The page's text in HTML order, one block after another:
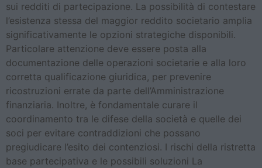
sui redditi di partecipazione. La possibilità di contestare
l’esistenza stessa del maggior reddito societario amplia
significativamente le opzioni strategiche disponibili.
Particolare attenzione deve essere posta alla
documentazione delle operazioni societarie e alla loro
corretta qualificazione giuridica, per prevenire
ricostruzioni errate da parte dell’Amministrazione
finanziaria. Inoltre, è fondamentale curare il
coordinamento tra le difese della società e quelle dei
soci per evitare contraddizioni che possano
pregiudicare l’esito dei contenziosi. I rischi della ristretta
base partecipativa e le possibili soluzioni La